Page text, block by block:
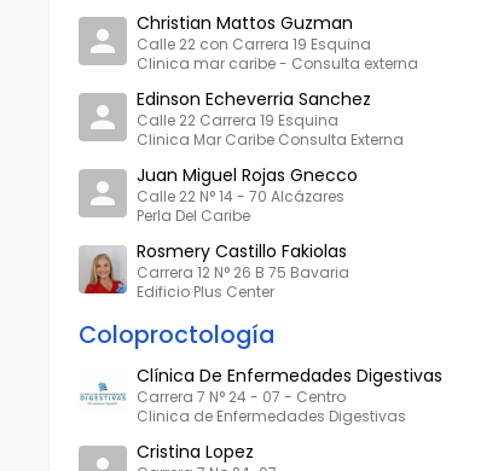
Christian Mattos Guzman
Calle 22 con Carrera 19 Esquina
Clinica mar caribe - Consulta externa
Edinson Echeverria Sanchez
Calle 22 Carrera 19 Esquina
Clinica Mar Caribe Consulta Externa
Juan Miguel Rojas Gnecco
Calle 22 N° 14 - 70 Alcázares
Perla Del Caribe
Rosmery Castillo Fakiolas
Carrera 12 N° 26 B 75 Bavaria
Edificio Plus Center
Coloproctología
Clínica De Enfermedades Digestivas
Carrera 7 N° 24 - 07 - Centro
Clinica de Enfermedades Digestivas
Cristina Lopez